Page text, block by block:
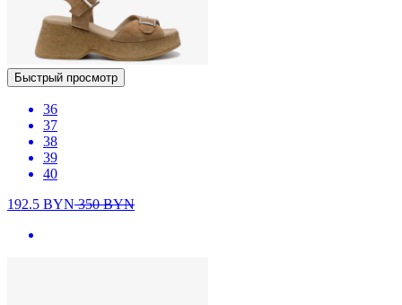
Быстрый просмотр
36
37
38
39
40
192.5 BYN350BYN